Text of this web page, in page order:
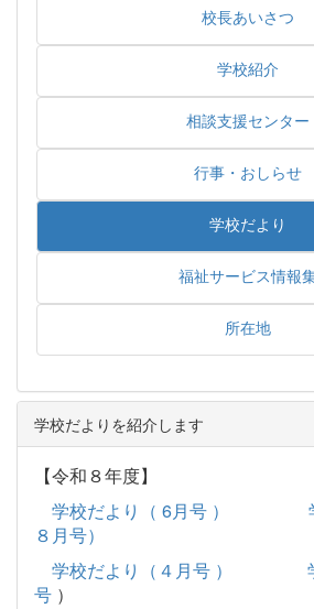
校長あいさつ
学校紹介
相談支援センター
行事・おしらせ
学校だより
福祉サービス情報
所在地
学校だよりを紹介します
【令和８年度】
学校だより（ 6月号 ）
８月号）
学校だより（４月号 ）
号 ）